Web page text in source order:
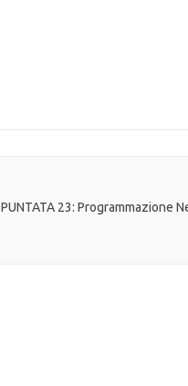
PUNTATA 23: Programmazione